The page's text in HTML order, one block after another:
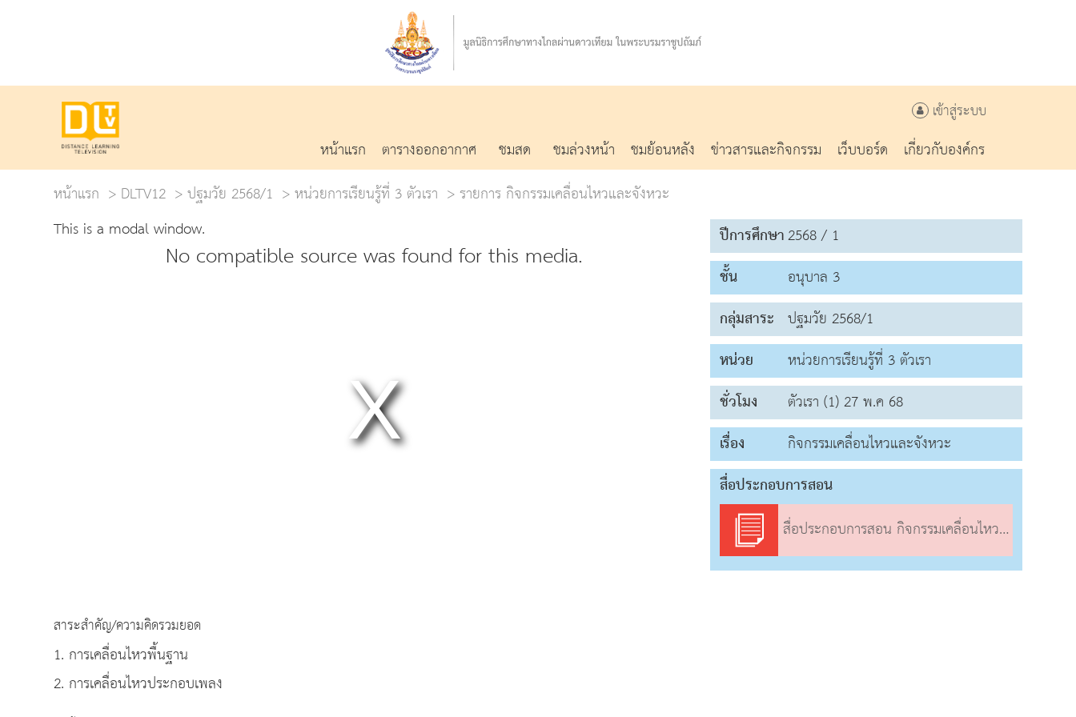
เข้าสู่ระบบ
หน้าแรก ตารางออกอากาศ ชมสด ชมล่วงหน้า ชมย้อนหลัง ข่าวสารและกิจกรรม เว็บบอร์ด
เกี่ยวกับองค์กร
หน้าแรก
DLTV12 ปฐมวัย 2568/1 หน่วยการเรียนรู้ที่ 3 ตัวเรา
รายการ กิจกรรมเคลื่อนไหวและจังหวะ
This is a modal window.
No compatible source was found for this media.
สาระสำคัญ/ความคิดรวมยอด
1. การเคลื่อนไหวพื้นฐาน
2. การเคลื่อนไหวประกอบเพลง
ปีการศึกษา2568 / 1
ชั้น
อนุบาล 3
กลุ่มสาระ ปฐมวัย 2568/1
หน่วย
หน่วยการเรียนรู้ที่ 3 ตัวเรา
ชั่วโมง
ตัวเรา (1) 27 พ.ค 68
เรื่อง
กิจกรรมเคลื่อนไหวและจังหวะ
สื่อประกอบการสอน
สื่อประกอบการสอน กิจกรรมเคลื่อนไหวและจังหวะ